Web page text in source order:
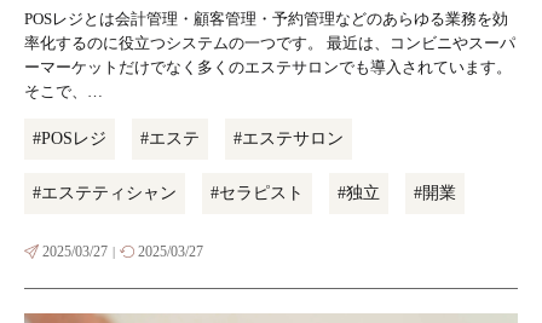
POSレジとは会計管理・顧客管理・予約管理などのあらゆる業務を効
率化するのに役立つシステムの一つです。 最近は、コンビニやスーパ
ーマーケットだけでなく多くのエステサロンでも導入されています。
そこで、…
#POSレジ #エステ #エステサロン
#エステティシャン #セラピスト #独立 #開業
2025/03/27 | 2025/03/27